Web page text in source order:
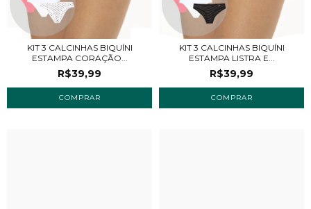
KIT 3 CALCINHAS BIQUÍNI
ESTAMPA CORAÇÃO...
R$39,99
COMPRAR
KIT 3 CALCINHAS BIQUÍNI
ESTAMPA LISTRA E...
R$39,99
COMPRAR